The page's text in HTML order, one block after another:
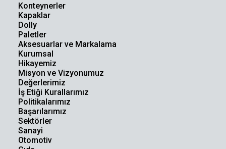
Konteynerler
Kapaklar
Dolly
Paletler
Aksesuarlar ve Markalama
Kurumsal
Hikayemiz
Misyon ve Vizyonumuz
Değerlerimiz
İş Etiği Kurallarımız
Politikalarımız
Başarılarımız
Sektörler
Sanayi
Otomotiv